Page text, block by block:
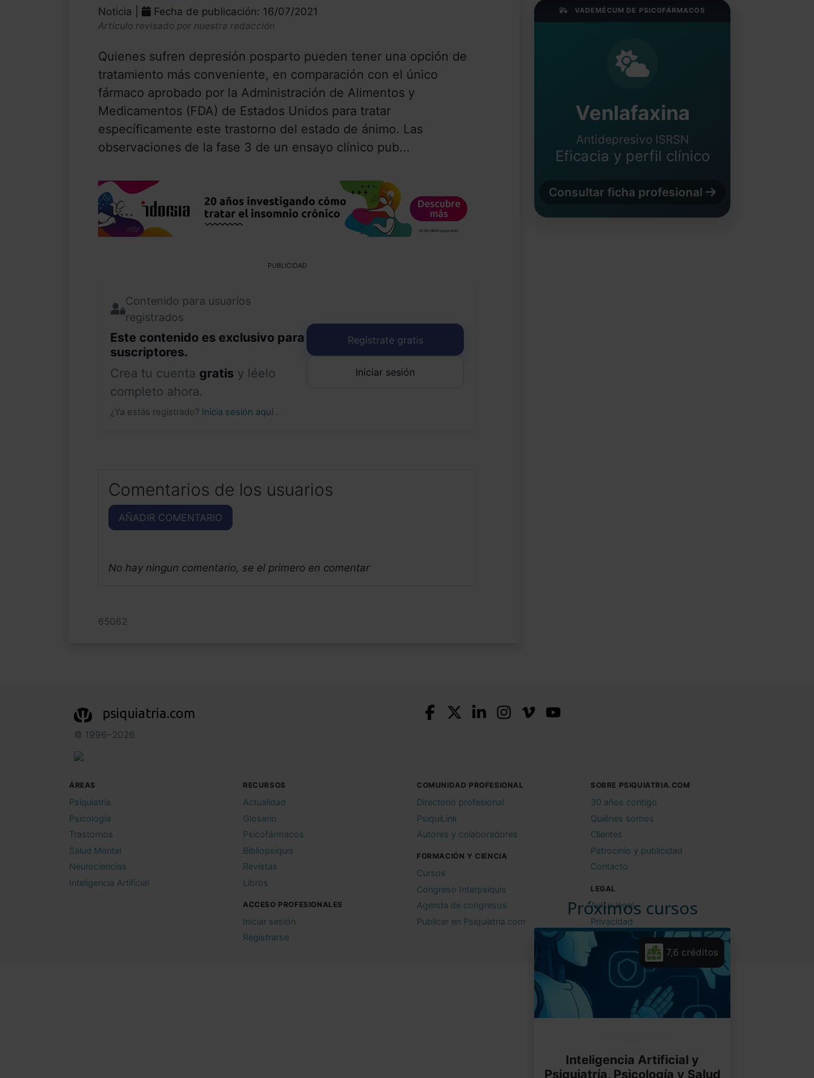
Noticia | Fecha de publicación: 16/07/2021
Artículo revisado por nuestra redacción
Quienes sufren depresión posparto pueden tener una opción de
tratamiento más conveniente, en comparación con el único
fármaco aprobado por la Administración de Alimentos y
Medicamentos (FDA) de Estados Unidos para tratar
específicamente este trastorno del estado de ánimo. Las
observaciones de la fase 3 de un ensayo clínico pub...
PUBLICIDAD
Contenido para usuarios
registrados
Este contenido es exclusivo para
suscriptores.
Crea tu cuenta gratis y léelo
completo ahora.
¿Ya estás registrado? Inicia sesión aquí .
Regístrate gratis
Iniciar sesión
Comentarios de los usuarios
AÑADIR COMENTARIO
No hay ningun comentario, se el primero en comentar
65062
VADEMÉCUM DE PSICOFÁRMACOS
Venlafaxina
Antidepresivo ISRSN
Eficacia y perfil clínico
Consultar ficha profesional
Próximos cursos
7,6 créditos
Inteligencia Artificial y
Psiquiatría, Psicología y Salud
psiquiatria.com
© 1996–2026
ÁREAS
Psiquiatría
Psicología
Trastornos
Salud Mental
Neurociencias
Inteligencia Artificial
RECURSOS
Actualidad
Glosario
Psicofármacos
Bibliopsiquis
Revistas
Libros
ACCESO PROFESIONALES
Iniciar sesión
Registrarse
COMUNIDAD PROFESIONAL
Directorio profesional
PsiquiLink
Autores y colaboradores
FORMACIÓN Y CIENCIA
Cursos
Congreso Interpsiquis
Agenda de congresos
Publicar en Psiquiatria.com
SOBRE PSIQUIATRIA.COM
30 años contigo
Quiénes somos
Clientes
Patrocinio y publicidad
Contacto
LEGAL
Aviso legal
Privacidad
Cookies
Condiciones de uso